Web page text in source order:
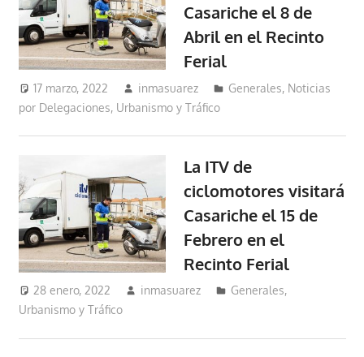
Casariche el 8 de
Abril en el Recinto
Ferial
17 marzo, 2022 inmasuarez Generales, Noticias
por Delegaciones, Urbanismo y Tráfico
La ITV de
ciclomotores visitará
Casariche el 15 de
Febrero en el
Recinto Ferial
28 enero, 2022 inmasuarez Generales,
Urbanismo y Tráfico